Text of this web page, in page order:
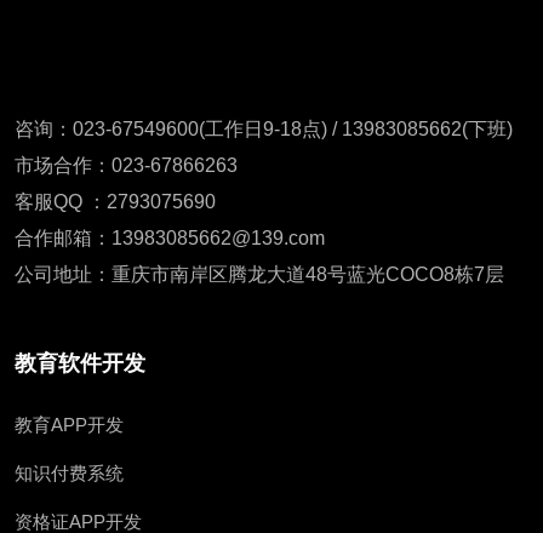
咨询：023-67549600(工作日9-18点) / 13983085662(下班)
市场合作：023-67866263
客服QQ ：2793075690
合作邮箱：13983085662@139.com
公司地址：重庆市南岸区腾龙大道48号蓝光COCO8栋7层
教育软件开发
教育APP开发
知识付费系统
资格证APP开发